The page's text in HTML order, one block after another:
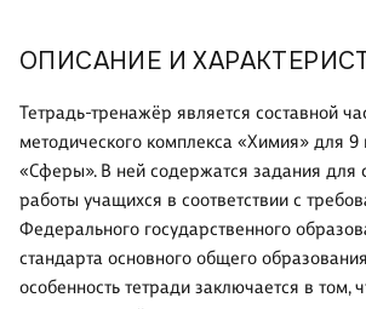
ОПИСАНИЕ И
Тетрадь-тренажёр является составной
методического комплекса «Химия» для 9
«Сферы». В ней содержатся задания для
работы учащихся в соответствии с
Федерального государственного
стандарта основного общего
особенность тетради заключается в том,